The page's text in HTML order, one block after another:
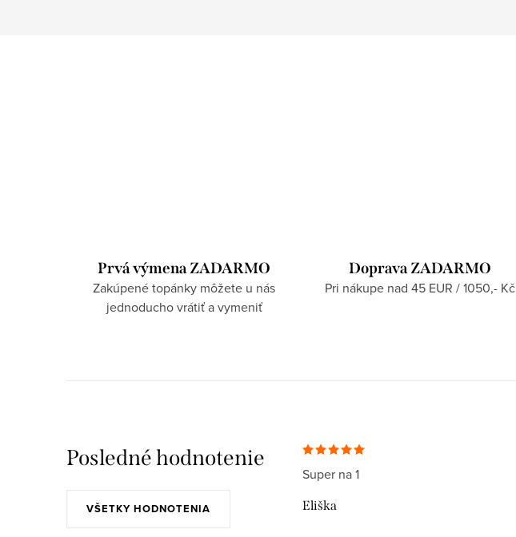
Prvá výmena ZADARMO
Zakúpené topánky môžete u nás
jednoducho vrátiť a vymeniť
Doprava ZADARMO
Pri nákupe nad 45 EUR / 1050,- Kč
Posledné hodnotenie
VŠETKY HODNOTENIA
Super na 1
Eliška